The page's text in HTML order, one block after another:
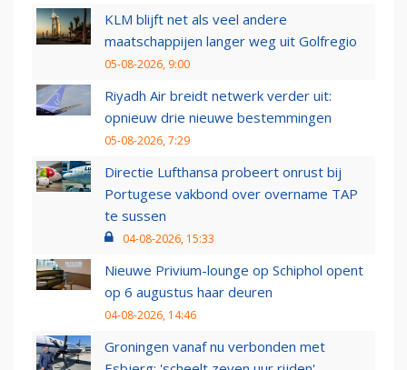
KLM blijft net als veel andere
maatschappijen langer weg uit Golfregio
05-08-2026, 9:00
Riyadh Air breidt netwerk verder uit:
opnieuw drie nieuwe bestemmingen
05-08-2026, 7:29
Directie Lufthansa probeert onrust bij
Portugese vakbond over overname TAP
te sussen
04-08-2026, 15:33
Nieuwe Privium-lounge op Schiphol opent
op 6 augustus haar deuren
04-08-2026, 14:46
Groningen vanaf nu verbonden met